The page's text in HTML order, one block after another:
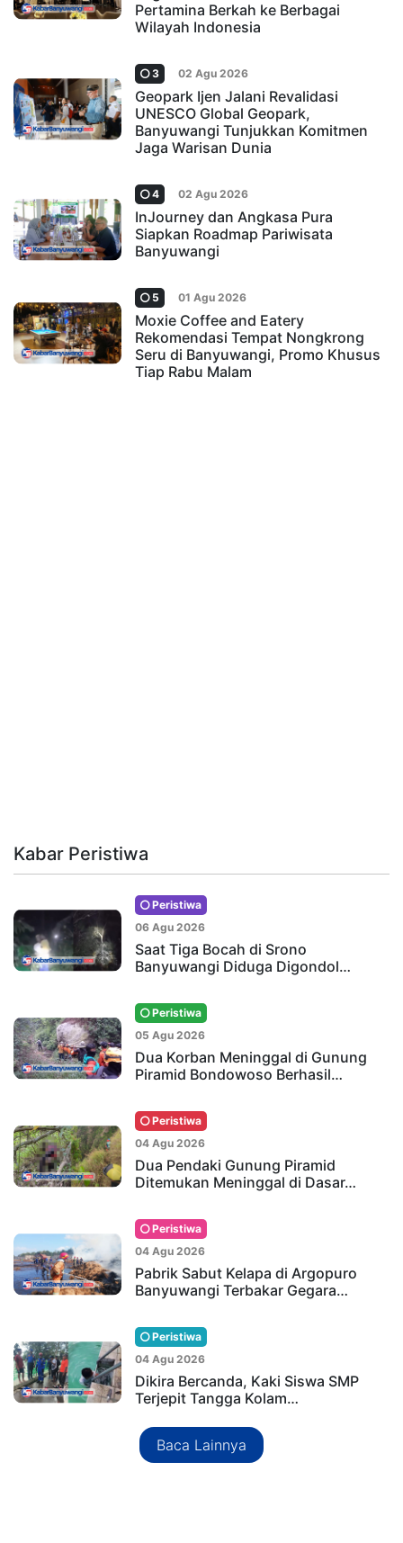
Pertamina Berkah ke Berbagai
Wilayah Indonesia
3 02 Agu 2026
Geopark Ijen Jalani Revalidasi
UNESCO Global Geopark,
Banyuwangi Tunjukkan Komitmen
Jaga Warisan Dunia
4 02 Agu 2026
InJourney dan Angkasa Pura
Siapkan Roadmap Pariwisata
Banyuwangi
5 01 Agu 2026
Moxie Coffee and Eatery
Rekomendasi Tempat Nongkrong
Seru di Banyuwangi, Promo Khusus
Tiap Rabu Malam
Kabar Peristiwa
Peristiwa
06 Agu 2026
Saat Tiga Bocah di Srono
Banyuwangi Diduga Digondol…
Peristiwa
05 Agu 2026
Dua Korban Meninggal di Gunung
Piramid Bondowoso Berhasil…
Peristiwa
04 Agu 2026
Dua Pendaki Gunung Piramid
Ditemukan Meninggal di Dasar…
Peristiwa
04 Agu 2026
Pabrik Sabut Kelapa di Argopuro
Banyuwangi Terbakar Gegara…
Peristiwa
04 Agu 2026
Dikira Bercanda, Kaki Siswa SMP
Terjepit Tangga Kolam…
Baca Lainnya